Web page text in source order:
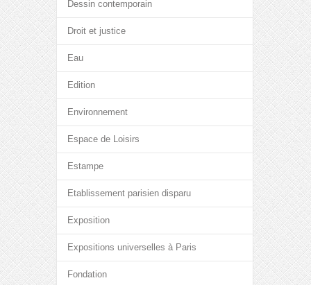
Dessin contemporain
Droit et justice
Eau
Edition
Environnement
Espace de Loisirs
Estampe
Etablissement parisien disparu
Exposition
Expositions universelles à Paris
Fondation